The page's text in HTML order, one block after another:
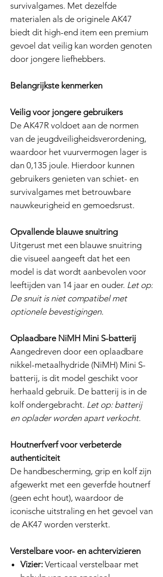
survivalgames. Met dezelfde
materialen als de originele AK47
biedt dit high-end item een premium
gevoel dat veilig kan worden genoten
door jongere liefhebbers.
Belangrijkste kenmerken
Veilig voor jongere gebruikers
De AK47R voldoet aan de normen
van de jeugdveiligheidsverordening,
waardoor het vuurvermogen lager is
dan 0,135 joule. Hierdoor kunnen
gebruikers genieten van schiet- en
survivalgames met betrouwbare
nauwkeurigheid en gemoedsrust.
Opvallende blauwe snuitring
Uitgerust met een blauwe snuitring
die visueel aangeeft dat het een
model is dat wordt aanbevolen voor
leeftijden van 14 jaar en ouder. Let op:
De snuit is niet compatibel met
optionele bevestigingen.
Oplaadbare NiMH Mini S-batterij
Aangedreven door een oplaadbare
nikkel-metaalhydride (NiMH) Mini S-
batterij, is dit model geschikt voor
herhaald gebruik. De batterij is in de
kolf ondergebracht. Let op: batterij
en oplader worden apart verkocht.
Houtnerfverf voor verbeterde
authenticiteit
De handbescherming, grip en kolf zijn
afgewerkt met een geverfde houtnerf
(geen echt hout), waardoor de
iconische uitstraling en het gevoel van
de AK47 worden versterkt.
Verstelbare voor- en achtervizieren
Vizier: Verticaal verstelbaar met